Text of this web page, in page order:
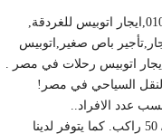
باص صغير,اتوبيس
اتوبيس رحلات في مصر .
السياحي في مصر!
عدد الافراد..